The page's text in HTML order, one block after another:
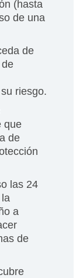
(hasta
de una
de
riesgo.
que
de
las 24
a
de